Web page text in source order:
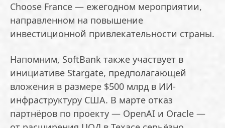
Choose France — ежегодном мероприятии,
направленном на повышение
инвестиционной привлекательности страны.
Напомним, SoftBank также участвует в
инициативе Stargate, предполагающей
вложения в размере $500 млрд в ИИ-
инфраструктуру США. В марте отказ
партнёров по проекту — OpenAI и Oracle —